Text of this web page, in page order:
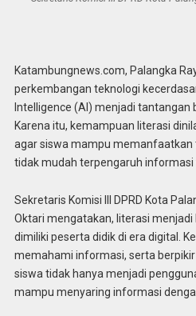
Katambungnews.com, Palangka
perkembangan teknologi
Intelligence (AI) menjadi tantangan
Karena itu, kemampuan literasi
agar siswa mampu memanfaatkan
tidak mudah terpengaruh informasi
Sekretaris Komisi III DPRD Kota
Oktari mengatakan, literasi
dimiliki peserta didik di era digital.
memahami informasi, serta
siswa tidak hanya menjadi
mampu menyaring informasi